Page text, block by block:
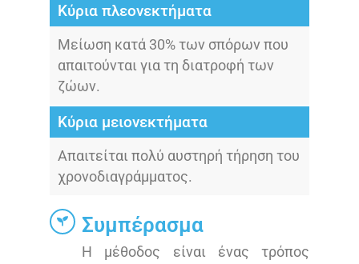
Κύρια πλεονεκτήματα
Μείωση κατά 30% των σπόρων που
απαιτούνται για τη διατροφή των
ζώων.
Κύρια μειονεκτήματα
Απαιτείται πολύ αυστηρή τήρηση του
χρονοδιαγράμματος.
Συμπέρασμα
Η μέθοδος είναι ένας τρόπος